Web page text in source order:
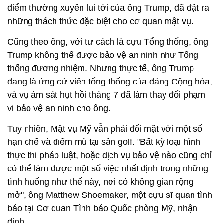
điểm thường xuyên lui tới của ông Trump, đã đặt ra
những thách thức đặc biệt cho cơ quan mật vụ.
Cũng theo ông, với tư cách là cựu Tổng thống, ông
Trump không thể được bảo vệ an ninh như Tổng
thống đương nhiệm. Nhưng thực tế, ông Trump
đang là ứng cử viên tổng thống của đảng Cộng hòa,
và vụ ám sát hụt hồi tháng 7 đã làm thay đổi phạm
vi bảo vệ an ninh cho ông.
Tuy nhiên, Mật vụ Mỹ vẫn phải đối mặt với một số
hạn chế và điểm mù tại sân golf. "Bất kỳ loại hình
thực thi pháp luật, hoặc dịch vụ bảo vệ nào cũng chỉ
có thể làm được một số việc nhất định trong những
tình huống như thế này, nơi có không gian rộng
mở", ông Matthew Shoemaker, một cựu sĩ quan tình
báo tại Cơ quan Tình báo Quốc phòng Mỹ, nhận